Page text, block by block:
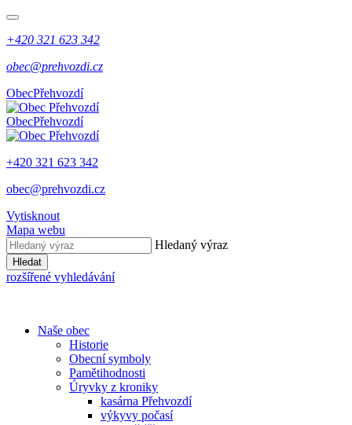
+420 321 623 342
obec@prehvozdi.cz
ObecPřehvozdí
ObecPřehvozdí
+420 321 623 342
obec@prehvozdi.cz
Vytisknout
Mapa webu
Hledaný výraz
Hledat
rozšířené vyhledávání
Naše obec
Historie
Obecní symboly
Pamětihodnosti
Úryvky z kroniky
kasárna Přehvozdí
výkyvy počasí